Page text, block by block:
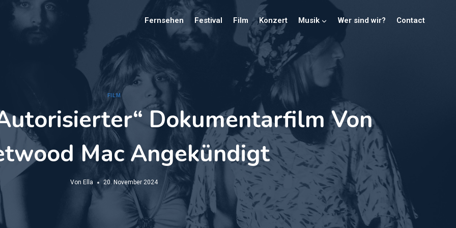
Fernsehen Festival Film Konzert Musik Wer sind wir? Contact
FILM
Dokumentarfilm Von
Mac Angekündigt
Von Ella 20. November 2024